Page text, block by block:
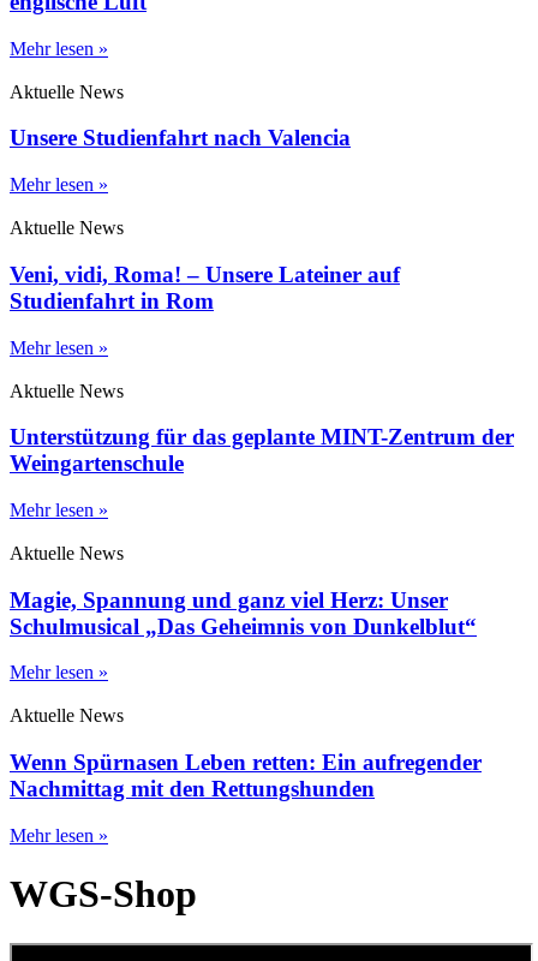
Mehr lesen »
Aktuelle News
Unsere Studienfahrt nach Valencia
Mehr lesen »
Aktuelle News
Veni, vidi, Roma! – Unsere Lateiner auf
Studienfahrt in Rom
Mehr lesen »
Aktuelle News
Unterstützung für das geplante MINT-Zentrum der
Weingartenschule
Mehr lesen »
Aktuelle News
Magie, Spannung und ganz viel Herz: Unser
Schulmusical „Das Geheimnis von Dunkelblut“
Mehr lesen »
Aktuelle News
Wenn Spürnasen Leben retten: Ein aufregender
Nachmittag mit den Rettungshunden
Mehr lesen »
WGS-Shop